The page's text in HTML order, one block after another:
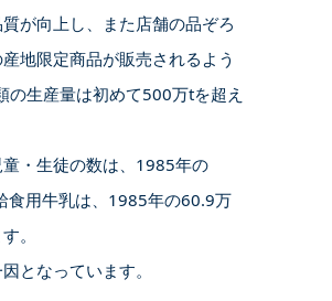
が向上し、また店舗の品ぞろ
地限定商品が販売されるよう
生産量は初めて500万tを超え
・生徒の数は、1985年の
用牛乳は、1985年の60.9万
。
となっています。